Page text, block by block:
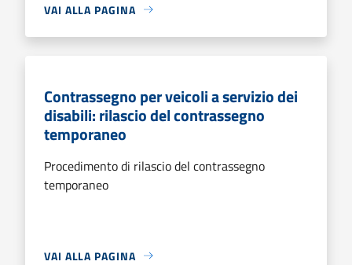
VAI ALLA PAGINA
Contrassegno per veicoli a servizio dei
disabili: rilascio del contrassegno
temporaneo
Procedimento di rilascio del contrassegno
temporaneo
VAI ALLA PAGINA